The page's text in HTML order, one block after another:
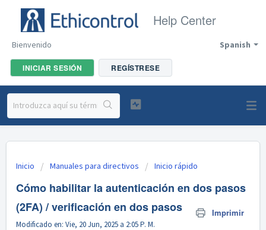
Help Center
Spanish
Bienvenido
INICIAR SESIÓN REGÍSTRESE
Inicio Manuales para directivos Inicio rápido
Cómo habilitar la autenticación en dos pasos
(2FA) / verificación en dos pasos
Imprimir
Modificado en: Vie, 20 Jun, 2025 a 2:05 P. M.